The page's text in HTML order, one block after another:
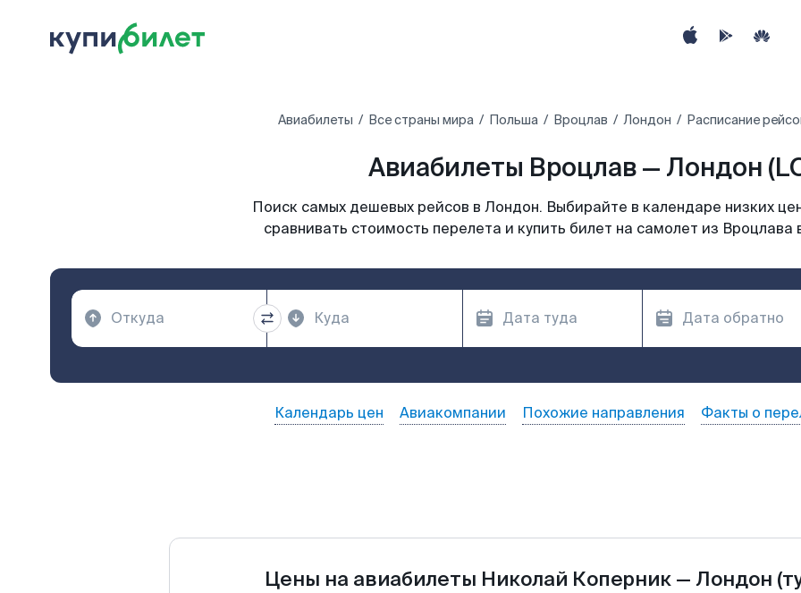
Авиабилеты Все страны мира Польша Вроцлав Лондон Расписание
Авиабилеты Вроцлав — Лондон
Поиск самых дешевых рейсов в Лондон. Выбирайте в календаре низких
сравнивать стоимость перелета и купить билет на самолет из Вроцлава
Календарь цен Авиакомпании Похожие направления Факты о
Цены на авиабилеты Николай Коперник — Лондон